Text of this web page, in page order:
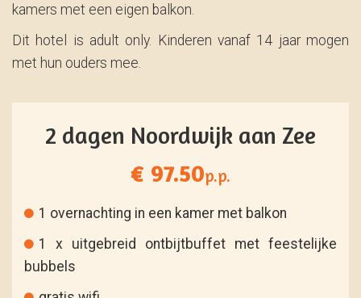
kamers met een eigen balkon.
Dit hotel is adult only. Kinderen vanaf 14 jaar mogen
met hun ouders mee.
2 dagen Noordwijk aan Zee
€ 97.50p.p.
1 overnachting in een kamer met balkon
1 x uitgebreid ontbijtbuffet met feestelijke
bubbels